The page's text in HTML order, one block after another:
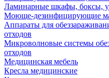
Ламинарные шкафы, боксы,
Моюще-дезинфицирующие
Аппараты для
отходов
Микроволновые системы
отходов
Медицинская мебель
Кресла медицинские